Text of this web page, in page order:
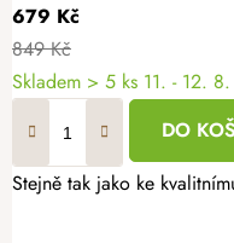
679 Kč
849 Kč
Skladem > 5 ks 11. - 12.
DO
Stejně tak jako ke